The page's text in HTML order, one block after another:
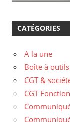
CATÉGORIES
A la une
Boîte à outils
CGT &
CGT